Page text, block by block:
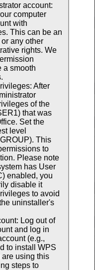
account:
computer
with
This can be an
any other
rights. We
a smooth
After
of the
that was
Set the
level
This
to
Please note
has User
enabled, you
disable it
to avoid
uninstaller's
Log out of
and log in
(e.g.,
to install WPS
are using this
steps to